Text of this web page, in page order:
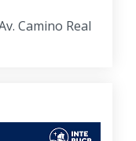
Camino Real